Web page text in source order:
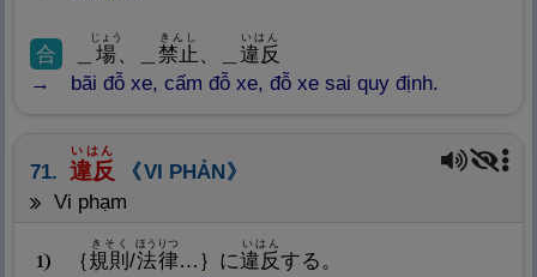
合 場
じょう
、＿ 禁止
きんし
、＿ 違反
いはん
bãi đỗ xe, cấm đỗ xe, đỗ xe sai quy định.
71. 違反
いはん
VI PHẢN
vi phạm
1 ｛規則
きそく
/法律
ほうりつ
…｝に違反
いはん
する。